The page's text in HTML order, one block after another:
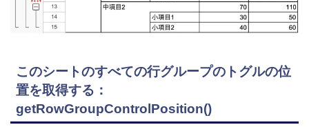
このシートのすべての行グループのトグルの位
置を取得する：
getRowGroupControlPosition()